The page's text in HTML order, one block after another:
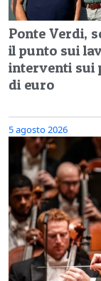
Ponte Verdi,
il punto sui
interventi sui
di euro
5 agosto 2026